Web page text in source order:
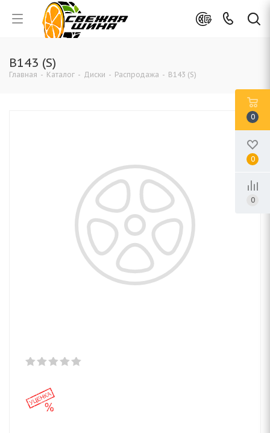
B143 (S)
Главная - Каталог - Диски - Распродажа - B143 (S)
0
0
0